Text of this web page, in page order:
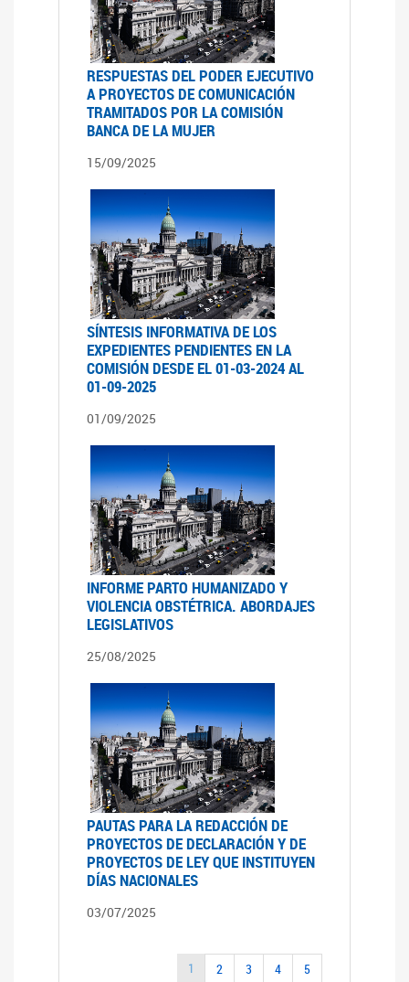
RESPUESTAS DEL PODER EJECUTIVO
A PROYECTOS DE COMUNICACIÓN
TRAMITADOS POR LA COMISIÓN
BANCA DE LA MUJER
15/09/2025
SÍNTESIS INFORMATIVA DE LOS
EXPEDIENTES PENDIENTES EN LA
COMISIÓN DESDE EL 01-03-2024 AL
01-09-2025
01/09/2025
INFORME PARTO HUMANIZADO Y
VIOLENCIA OBSTÉTRICA. ABORDAJES
LEGISLATIVOS
25/08/2025
PAUTAS PARA LA REDACCIÓN DE
PROYECTOS DE DECLARACIÓN Y DE
PROYECTOS DE LEY QUE INSTITUYEN
DÍAS NACIONALES
03/07/2025
1 2 3 4
5